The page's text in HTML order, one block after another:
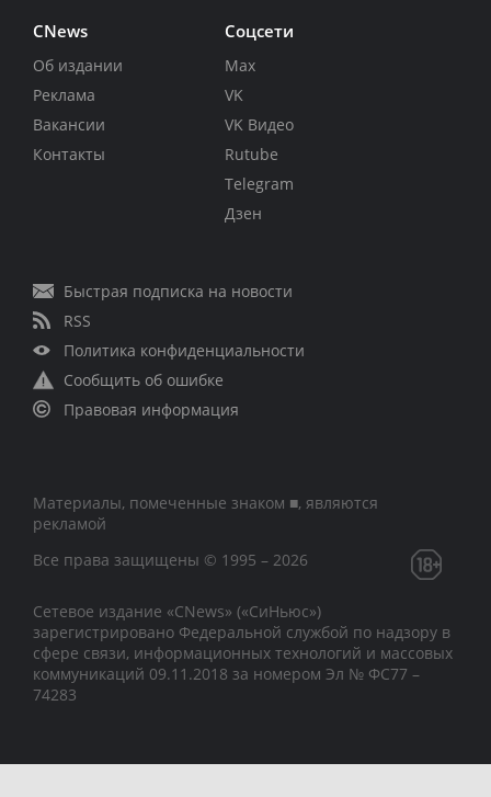
CNews
Об издании
Реклама
Вакансии
Контакты
Соцсети
Max
VK
VK Видео
Rutube
Telegram
Дзен
Быстрая подписка на новости
RSS
Политика конфиденциальности
Сообщить об ошибке
Правовая информация
Материалы, помеченные знаком ■, являются
рекламой
Все права защищены © 1995 – 2026
Сетевое издание «CNews» («СиНьюс»)
зарегистрировано Федеральной службой по надзору в
сфере связи, информационных технологий и массовых
коммуникаций 09.11.2018 за номером Эл № ФС77 –
74283